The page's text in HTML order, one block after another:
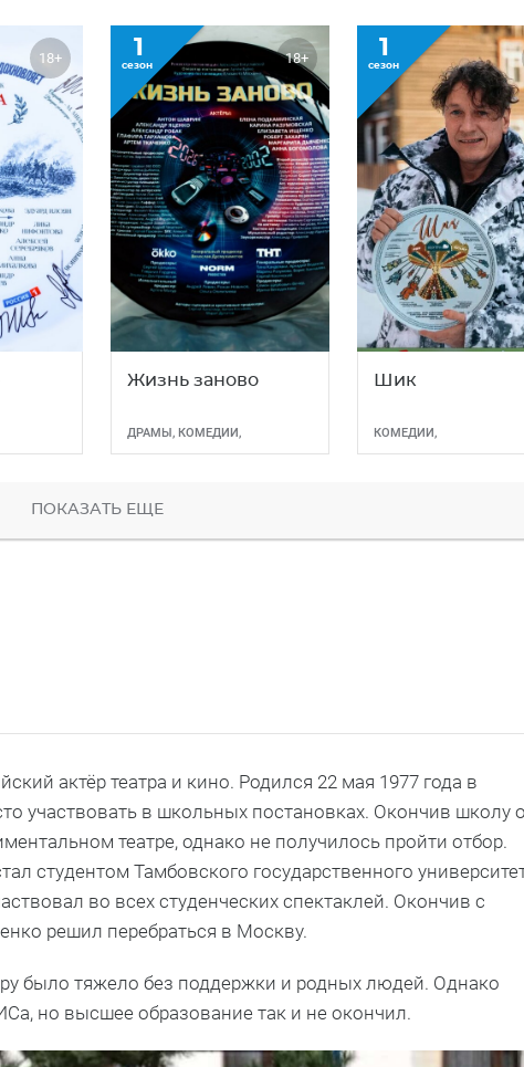
18+ 1
сезон 18+
Жизнь заново
ДРАМЫ, КОМЕДИИ,
МЕЛОДРАМЫ
1
сезон
Шик
КОМЕДИИ,
МЕЛОДРАМЫ
ПОКАЗАТЬ ЕЩЕ
актёр театра и кино. Родился 22 мая 1977 года в
участвовать в школьных постановках. Окончив школу
театре, однако не получилось пройти отбор.
студентом Тамбовского государственного
во всех студенческих спектаклей. Окончив с
решил перебраться в Москву.
было тяжело без поддержки и родных людей. Однако
но высшее образование так и не окончил.